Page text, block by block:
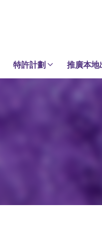
特許計劃 推廣本地